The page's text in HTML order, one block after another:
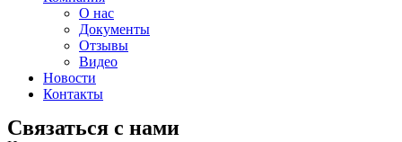
О нас
Документы
Отзывы
Видео
Новости
Контакты
Связаться с нами